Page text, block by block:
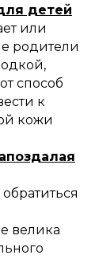
детей
или
родители
способ
к
кожи
велика